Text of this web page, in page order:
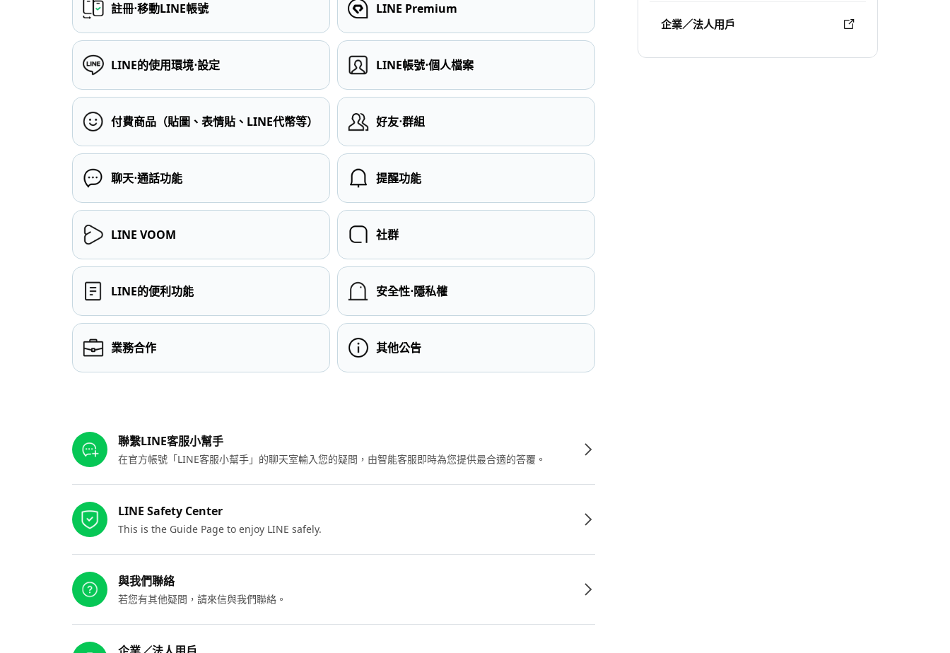
企業／法人用戶
註冊⋅移動LINE帳號 LINE Premium
LINE的使用環境⋅設定 LINE帳號⋅個人檔案
付費商品（貼圖、表情貼、LINE代幣等） 好友⋅群組
聊天⋅通話功能 提醒功能
LINE VOOM 社群
LINE的便利功能 安全性⋅隱私權
業務合作 其他公告
聯繫LINE客服小幫手
在官方帳號「LINE客服小幫手」的聊天室輸入您的疑問，由智能客服即時為您提供最合適的答覆。
LINE Safety Center
This is the Guide Page to enjoy LINE safely.
與我們聯絡
若您有其他疑問，請來信與我們聯絡。